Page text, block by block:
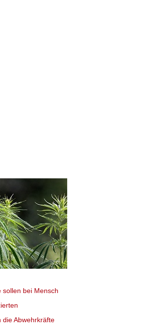
Hilfe zur
mit dem
Wirkstoff
wird nach dem
und ist zur
spezifischen
sollen bei Mensch
die Abwehrkräfte